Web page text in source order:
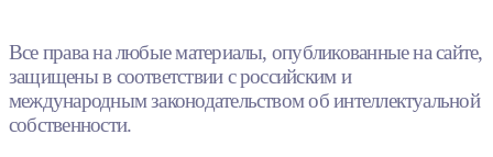
Все права на любые материалы, опубликованные на сайте,
защищены в соответствии с российским и
международным законодательством об интеллектуальной
собственности.